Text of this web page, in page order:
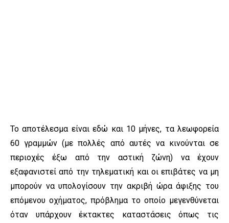
Το αποτέλεσμα είναι εδώ και 10 μήνες, τα λεωφορεία
60 γραμμών (με πολλές από αυτές να κινούνται σε
περιοχές έξω από την αστική ζώνη) να έχουν
εξαφανιστεί από την τηλεματική και οι επιβάτες να μη
μπορούν να υπολογίσουν την ακριβή ώρα άφιξης του
επόμενου οχήματος, πρόβλημα το οποίο μεγενθύνεται
όταν υπάρχουν έκτακτες καταστάσεις όπως τις